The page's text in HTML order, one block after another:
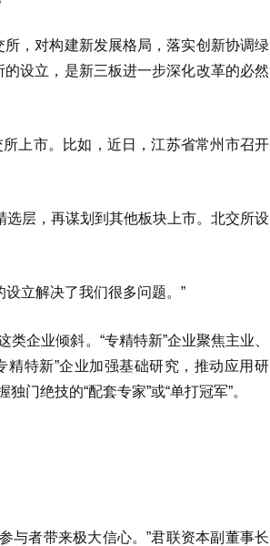
，对构建新发展格局，落实创新协调绿
设立，是新三板进一步深化改革的必然
上市。比如，近日，江苏省常州市召开
层，再谋划到其他板块上市。北交所设
立解决了我们很多问题。”
企业倾斜。“专精特新”企业聚焦主业、
特新”企业加强基础研究，推动应用研
门绝技的“配套专家”或“单打冠军”。
与者带来极大信心。”君联资本副董事长